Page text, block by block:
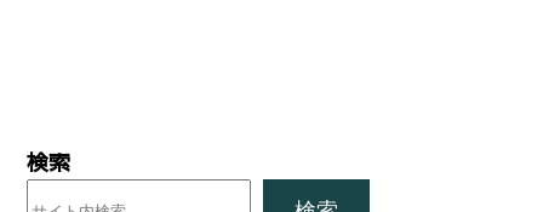
検索